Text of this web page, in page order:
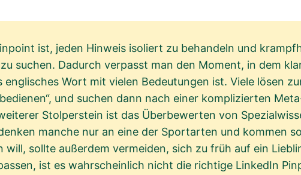
ist, jeden Hinweis isoliert zu behandeln und
suchen. Dadurch verpasst man den Moment, in dem
Wort mit vielen Bedeutungen ist. Viele lösen
und suchen dann nach einer komplizierten
Stolperstein ist das Überbewerten von
manche nur an eine der Sportarten und kommen
sollte außerdem vermeiden, sich zu früh auf ein
ist es wahrscheinlich nicht die richtige LinkedIn